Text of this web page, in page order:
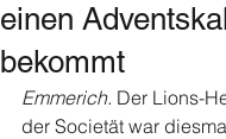
einen
bekommt
Emmerich. Der Lions-
der Societät war